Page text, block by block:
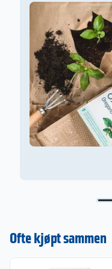
Ofte kjøpt sammen